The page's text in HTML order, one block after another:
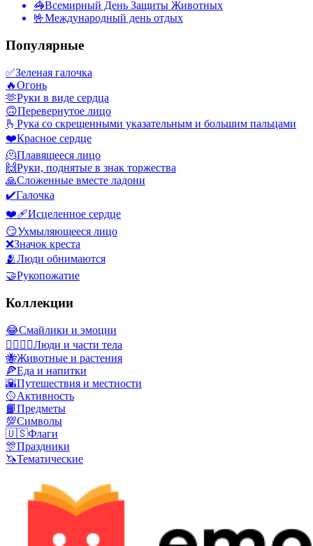
🦓Всемирный День Защиты Животных
🤟Международный день отдых
Популярные
✅Зеленая галочка
🔥Огонь
🫶Руки в виде сердца
🙃Перевернутое лицо
🫰 Рука со скрещенными указательным и большим пальцами
❤️Красное сердце
🫠Плавящееся лицо
🙌Руки, поднятые в знак торжества
🙏Сложенные вместе ладони
✔️Галочка
❤️‍🩹Исцеленное сердце
😏Ухмыляющееся лицо
❌Значок креста
🫂Люди обнимаются
🤝Рукопожатие
Коллекции
😂Смайлики и эмоции
👩‍❤️‍💋‍👨Люди и части тела
🐝Животные и растения
🍕Еда и напитки
🌇Путешествия и местности
🥎Активность
📙Предметы
💯Символы
🇺🇸Флаги
🎊Праздники
🦄Тематические